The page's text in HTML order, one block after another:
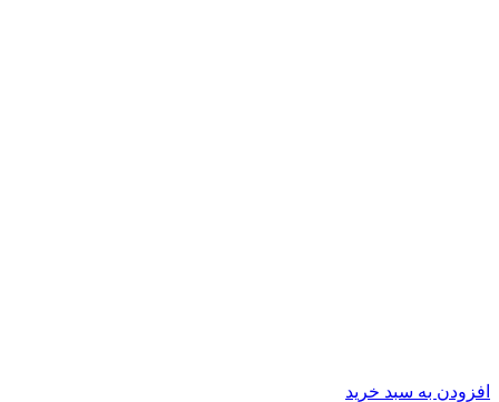
افزودن به سبد خرید